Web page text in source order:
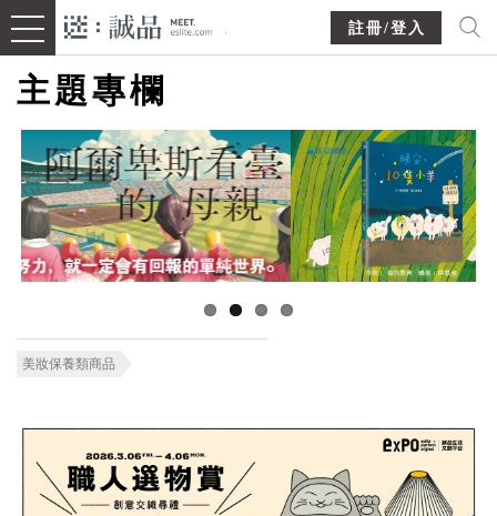
註冊/登入
主題專欄
美妝保養類商品